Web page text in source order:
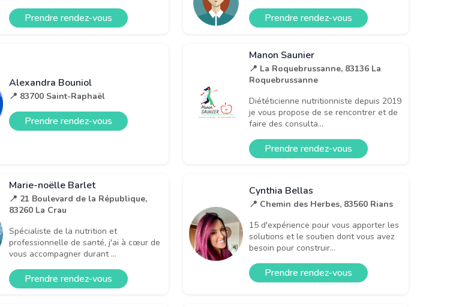
Prendre rendez-vous Prendre rendez-vous
Alexandra Bouniol
📍 83700 Saint-Raphaël
Prendre rendez-vous
Manon Saunier
📍 La Roquebrussanne, 83136 La
Roquebrussanne
Diététicienne nutritionniste depuis 2019
je vous propose de se rencontrer et de
faire des consulta...
Prendre rendez-vous
Marie-noëlle Barlet
📍 21 Boulevard de la République,
83260 La Crau
Spécialiste de la nutrition et
professionnelle de santé, j'ai à cœur de
vous accompagner durant ...
Prendre rendez-vous
Cynthia Bellas
📍 Chemin des Herbes, 83560 Rians
15 d'expérience pour vous apporter les
solutions et le soutien dont vous avez
besoin pour construir...
Prendre rendez-vous